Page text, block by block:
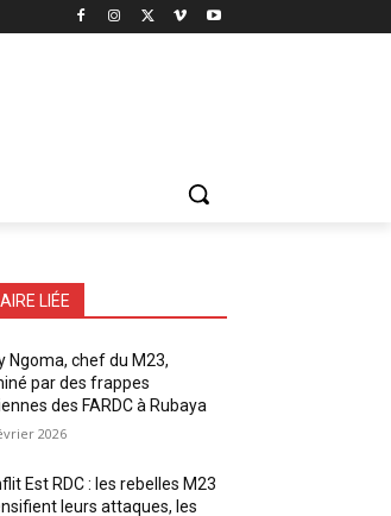
LIÉE
Ngoma, chef du M23,
par des frappes
des FARDC à Rubaya
2026
Est RDC : les rebelles M23
leurs attaques, les